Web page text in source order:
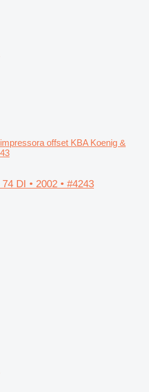
impressora offset KBA Koenig &
DI • 2002 • #4243